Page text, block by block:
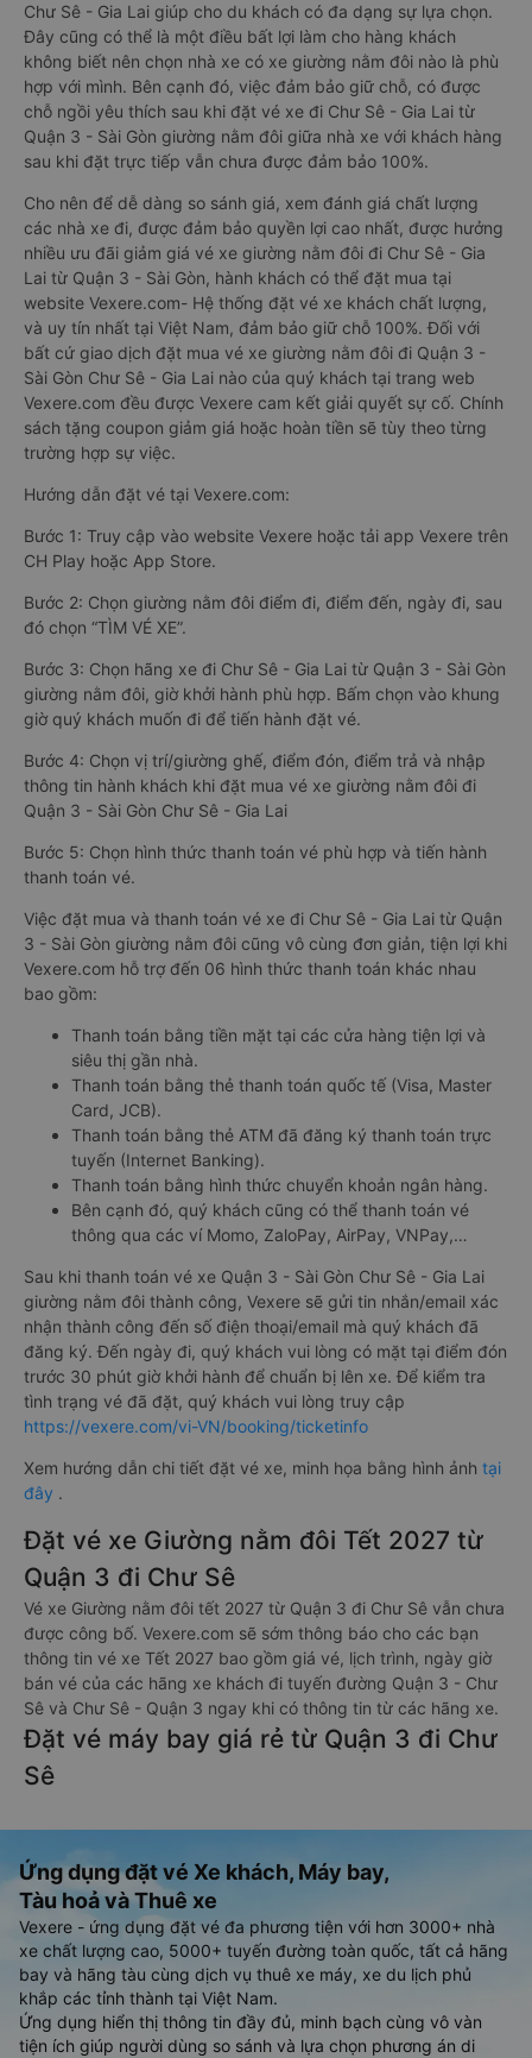
Chư Sê - Gia Lai giúp cho du khách có đa dạng sự lựa chọn.
Đây cũng có thể là một điều bất lợi làm cho hàng khách
không biết nên chọn nhà xe có xe giường nằm đôi nào là phù
hợp với mình. Bên cạnh đó, việc đảm bảo giữ chỗ, có được
chỗ ngồi yêu thích sau khi đặt vé xe đi Chư Sê - Gia Lai từ
Quận 3 - Sài Gòn giường nằm đôi giữa nhà xe với khách hàng
sau khi đặt trực tiếp vẫn chưa được đảm bảo 100%.
Cho nên để dễ dàng so sánh giá, xem đánh giá chất lượng
các nhà xe đi, được đảm bảo quyền lợi cao nhất, được hưởng
nhiều ưu đãi giảm giá vé xe giường nằm đôi đi Chư Sê - Gia
Lai từ Quận 3 - Sài Gòn, hành khách có thể đặt mua tại
website Vexere.com- Hệ thống đặt vé xe khách chất lượng,
và uy tín nhất tại Việt Nam, đảm bảo giữ chỗ 100%. Đối với
bất cứ giao dịch đặt mua vé xe giường nằm đôi đi Quận 3 -
Sài Gòn Chư Sê - Gia Lai nào của quý khách tại trang web
Vexere.com đều được Vexere cam kết giải quyết sự cố. Chính
sách tặng coupon giảm giá hoặc hoàn tiền sẽ tùy theo từng
trường hợp sự việc.
Hướng dẫn đặt vé tại Vexere.com:
Bước 1: Truy cập vào website Vexere hoặc tải app Vexere trên
CH Play hoặc App Store.
Bước 2: Chọn giường nằm đôi điểm đi, điểm đến, ngày đi, sau
đó chọn “TÌM VÉ XE”.
Bước 3: Chọn hãng xe đi Chư Sê - Gia Lai từ Quận 3 - Sài Gòn
giường nằm đôi, giờ khởi hành phù hợp. Bấm chọn vào khung
giờ quý khách muốn đi để tiến hành đặt vé.
Bước 4: Chọn vị trí/giường ghế, điểm đón, điểm trả và nhập
thông tin hành khách khi đặt mua vé xe giường nằm đôi đi
Quận 3 - Sài Gòn Chư Sê - Gia Lai
Bước 5: Chọn hình thức thanh toán vé phù hợp và tiến hành
thanh toán vé.
Việc đặt mua và thanh toán vé xe đi Chư Sê - Gia Lai từ Quận
3 - Sài Gòn giường nằm đôi cũng vô cùng đơn giản, tiện lợi khi
Vexere.com hỗ trợ đến 06 hình thức thanh toán khác nhau
bao gồm:
Thanh toán bằng tiền mặt tại các cửa hàng tiện lợi và
siêu thị gần nhà.
Thanh toán bằng thẻ thanh toán quốc tế (Visa, Master
Card, JCB).
Thanh toán bằng thẻ ATM đã đăng ký thanh toán trực
tuyến (Internet Banking).
Thanh toán bằng hình thức chuyển khoản ngân hàng.
Bên cạnh đó, quý khách cũng có thể thanh toán vé
thông qua các ví Momo, ZaloPay, AirPay, VNPay,…
Sau khi thanh toán vé xe Quận 3 - Sài Gòn Chư Sê - Gia Lai
giường nằm đôi thành công, Vexere sẽ gửi tin nhắn/email xác
nhận thành công đến số điện thoại/email mà quý khách đã
đăng ký. Đến ngày đi, quý khách vui lòng có mặt tại điểm đón
trước 30 phút giờ khởi hành để chuẩn bị lên xe. Để kiểm tra
tình trạng vé đã đặt, quý khách vui lòng truy cập
https://vexere.com/vi-VN/booking/ticketinfo
Xem hướng dẫn chi tiết đặt vé xe, minh họa bằng hình ảnh tại
đây .
Đặt vé xe Giường nằm đôi Tết 2027 từ
Quận 3 đi Chư Sê
Vé xe Giường nằm đôi tết 2027 từ Quận 3 đi Chư Sê vẫn chưa
được công bố. Vexere.com sẽ sớm thông báo cho các bạn
thông tin vé xe Tết 2027 bao gồm giá vé, lịch trình, ngày giờ
bán vé của các hãng xe khách đi tuyến đường Quận 3 - Chư
Sê và Chư Sê - Quận 3 ngay khi có thông tin từ các hãng xe.
Đặt vé máy bay giá rẻ từ Quận 3 đi Chư
Sê
Ứng dụng đặt vé Xe khách, Máy bay,
Tàu hoả và Thuê xe
Vexere - ứng dụng đặt vé đa phương tiện với hơn 3000+ nhà
xe chất lượng cao, 5000+ tuyến đường toàn quốc, tất cả hãng
bay và hãng tàu cùng dịch vụ thuê xe máy, xe du lịch phủ
khắp các tỉnh thành tại Việt Nam.
Ứng dụng hiển thị thông tin đầy đủ, minh bạch cùng vô vàn
tiện ích giúp người dùng so sánh và lựa chọn phương án di